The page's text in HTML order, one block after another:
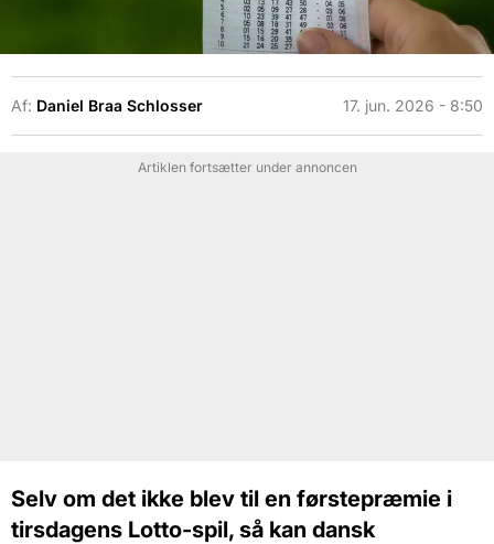
Af: Daniel Braa Schlosser 17. jun. 2026 - 8:50
Artiklen fortsætter under annoncen
Selv om det ikke blev til en førstepræmie i
tirsdagens Lotto-spil, så kan dansk